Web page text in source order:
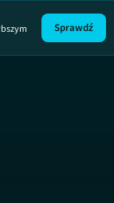
z raju
Sprawdź